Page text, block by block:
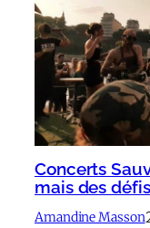
Concerts
mais des
Amandine Masson